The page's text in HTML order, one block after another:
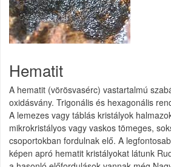
Hematit
A hematit (vörösvasérc) vastartalmú
oxidásvány. Trigonális és hexagonális
A lemezes vagy táblás kristályok
mikrokristályos vagy vaskos tömeges,
csoportokban fordulnak elő. A
képen apró hematit kristályokat látunk